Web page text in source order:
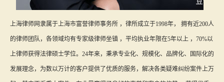
上海律师网隶属于上海市富誉律师事务所 ，律所成立于1998年， 拥有近200人
的律师团队，各领域均有专家级律师坐镇 ，平均执业年限在5年以上 ，70%以
上律师获得法律硕士学位。24年来，秉承专业化、规模化、品牌化、国际化的
发展理念，为数以万计的客户提供了优质的服务，解决各类疑难纠纷案件上万